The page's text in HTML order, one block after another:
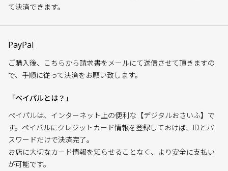
て決済できます。
PayPal
ご購入後、こちらから請求書をメールにて送信させて頂きますの
で、手順に従って決済をお願い致します。
「ペイパルとは？」
ペイパルは、インターネット上の便利な【デジタルおさいふ】で
す。ペイパルにクレジットカード情報を登録しておけば、IDとパ
スワードだけで決済完了。
お店に大切なカード情報を知らせることなく、より安全に支払い
が可能です。